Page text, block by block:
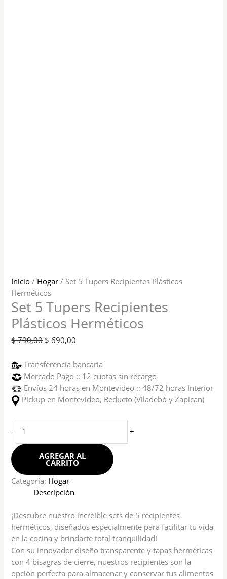
Inicio / Hogar / Set 5 Tupers Recipientes Plásticos
Herméticos
Set 5 Tupers Recipientes
Plásticos Herméticos
$790,00 $ 690,00
Transferencia bancaria
Mercado Pago :: 12 cuotas sin recargo
Envíos 24 horas en Montevideo :: 48/72 horas Interior
Pickup en Montevideo, Reducto (Viladebó y Zapican)
- +
AGREGAR AL
CARRITO
Categoría: Hogar
Descripción
¡Descubre nuestro increíble sets de 5 recipientes
herméticos, diseñados especialmente para facilitar tu vida
en la cocina y brindarte total tranquilidad!
Con su innovador diseño transparente y tapas herméticas
con 4 bisagras de cierre, nuestros recipientes son la
opción perfecta para almacenar y conservar tus alimentos